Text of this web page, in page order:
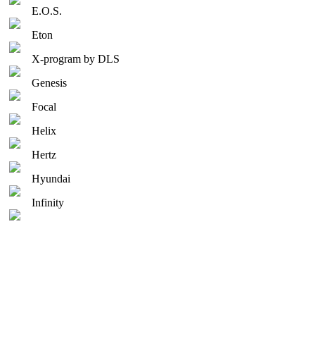
E.O.S.
Eton
X-program by DLS
Genesis
Focal
Helix
Hertz
Hyundai
Infinity